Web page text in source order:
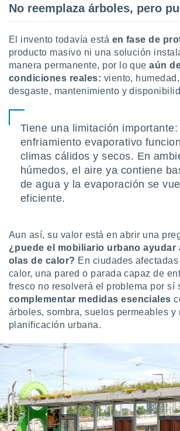
No reemplaza árboles, pero
El invento todavía está en fase de
producto masivo ni una solución
manera permanente, por lo queaún
condiciones reales: viento,
desgaste, mantenimiento y
Tiene una limitación importante:
enfriamiento evaporativo
climas cálidos y secos. En
húmedos, el aire ya contiene
de agua y la evaporación se
eficiente.
Aun así, su valor está en abrir una
¿puede el mobiliario urbano ayudar
olas de calor? En ciudades
calor, una pared o parada capaz de
fresco no resolverá el problema por sí
complementar medidas esenciales
árboles, sombra, suelos permeables y
planificación urbana.